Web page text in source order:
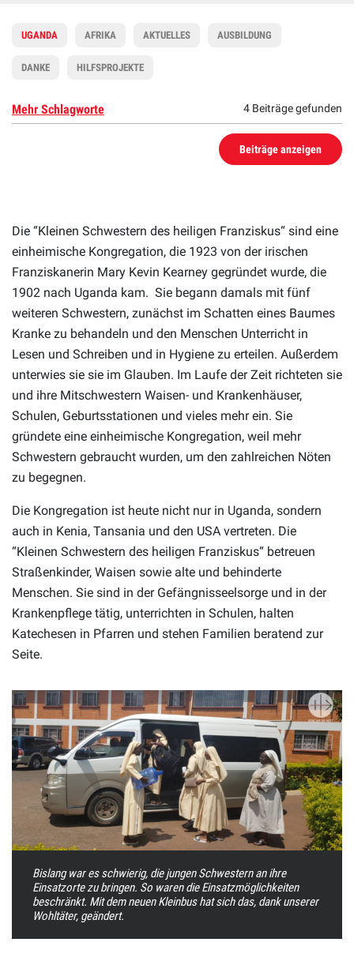
AFRIKA AKTUELLES AUSBILDUNG
DANKE HILFSPROJEKTE
UGANDA
Mehr Schlagworte 4 Beiträge gefunden
Beiträge anzeigen
Die “Kleinen Schwestern des heiligen Franziskus“ sind eine
einheimische Kongregation, die 1923 von der irischen
Franziskanerin Mary Kevin Kearney gegründet wurde, die
1902 nach Uganda kam. Sie begann damals mit fünf
weiteren Schwestern, zunächst im Schatten eines Baumes
Kranke zu behandeln und den Menschen Unterricht in
Lesen und Schreiben und in Hygiene zu erteilen. Außerdem
unterwies sie sie im Glauben. Im Laufe der Zeit richteten sie
und ihre Mitschwestern Waisen- und Krankenhäuser,
Schulen, Geburtsstationen und vieles mehr ein. Sie
gründete eine einheimische Kongregation, weil mehr
Schwestern gebraucht wurden, um den zahlreichen Nöten
zu begegnen.
Die Kongregation ist heute nicht nur in Uganda, sondern
auch in Kenia, Tansania und den USA vertreten. Die
“Kleinen Schwestern des heiligen Franziskus“ betreuen
Straßenkinder, Waisen sowie alte und behinderte
Menschen. Sie sind in der Gefängnisseelsorge und in der
Krankenpflege tätig, unterrichten in Schulen, halten
Katechesen in Pfarren und stehen Familien beratend zur
Seite.
Bislang war es schwierig, die jungen Schwestern an ihre
Einsatzorte zu bringen. So waren die Einsatzmöglichkeiten
beschränkt. Mit dem neuen Kleinbus hat sich das, dank unserer
Wohltäter, geändert.